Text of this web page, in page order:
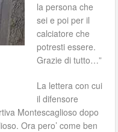
la persona che
sei e poi per il
calciatore che
potresti essere.
Grazie di tutto…”
La lettera con cui
il difensore
Montescaglioso dopo
Ora pero’ come ben